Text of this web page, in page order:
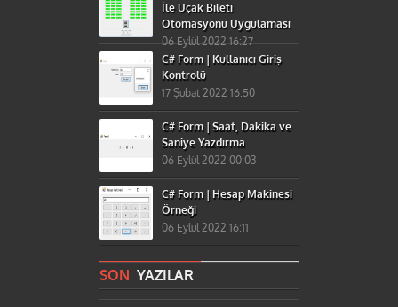
İle Uçak Bileti
Otomasyonu Uygulaması
06 Eylül 2022 16:27
C# Form | Kullanıcı Giriş
Kontrolü
17 Şubat 2022 16:50
C# Form | Saat, Dakika ve
Saniye Yazdırma
06 Eylül 2022 00:03
C# Form | Hesap Makinesi
Örneği
06 Eylül 2022 16:11
SON YAZILAR